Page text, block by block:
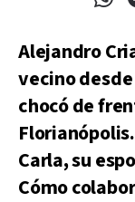
Alejandro
vecino
chocó de
Carla, su
Cómo